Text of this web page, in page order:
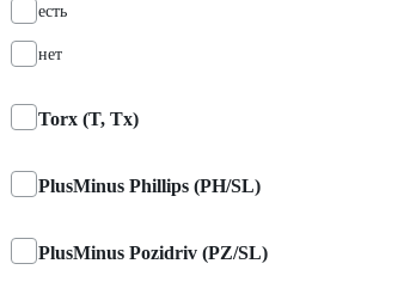
есть
нет
Torx (T, Tx)
PlusMinus Phillips (PH/SL)
PlusMinus Pozidriv (PZ/SL)